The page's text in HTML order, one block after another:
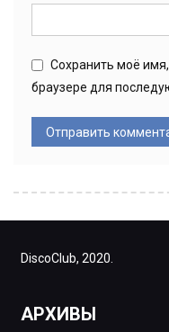
Сохранить моё
браузере для
DiscoClub, 2020.
АРХИВЫ